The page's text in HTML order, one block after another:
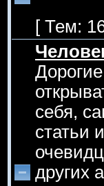
[ Тем:
себя,
статьи
других